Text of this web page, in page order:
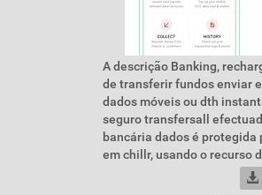
A descrição Banking,
de transferir fundos enviar
dados móveis ou dth
seguro transfersall
bancária dados é
em chillr, usando o recurso